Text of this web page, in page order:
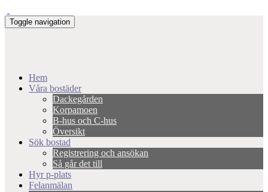
Toggle navigation
Hem
Våra bostäder
Dackegården
Korpamoen
B-hus och C-hus
Översikt
Sök bostad
Registrering och ansökan
Så går det till
Hyr p-plats
Felanmälan